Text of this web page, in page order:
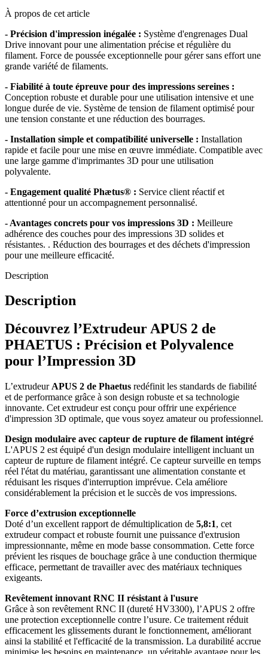
À propos de cet article
- Précision d'impression inégalée : Système d'engrenages Dual
Drive innovant pour une alimentation précise et régulière du
filament. Force de poussée exceptionnelle pour gérer sans effort une
grande variété de filaments.
- Fiabilité à toute épreuve pour des impressions sereines :
Conception robuste et durable pour une utilisation intensive et une
longue durée de vie. Système de tension de filament optimisé pour
une tension constante et une réduction des bourrages.
- Installation simple et compatibilité universelle : Installation
rapide et facile pour une mise en œuvre immédiate. Compatible avec
une large gamme d'imprimantes 3D pour une utilisation
polyvalente.
- Engagement qualité Phætus® : Service client réactif et
attentionné pour un accompagnement personnalisé.
- Avantages concrets pour vos impressions 3D : Meilleure
adhérence des couches pour des impressions 3D solides et
résistantes. . Réduction des bourrages et des déchets d'impression
pour une meilleure efficacité.
Description
Description
Découvrez l’Extrudeur APUS 2 de
PHAETUS : Précision et Polyvalence
pour l’Impression 3D
L’extrudeur APUS 2 de Phaetus redéfinit les standards de fiabilité
et de performance grâce à son design robuste et sa technologie
innovante. Cet extrudeur est conçu pour offrir une expérience
d'impression 3D optimale, que vous soyez amateur ou professionnel.
Design modulaire avec capteur de rupture de filament intégré
L'APUS 2 est équipé d'un design modulaire intelligent incluant un
capteur de rupture de filament intégré. Ce capteur surveille en temps
réel l'état du matériau, garantissant une alimentation constante et
réduisant les risques d'interruption imprévue. Cela améliore
considérablement la précision et le succès de vos impressions.
Force d’extrusion exceptionnelle
Doté d’un excellent rapport de démultiplication de 5,8:1, cet
extrudeur compact et robuste fournit une puissance d'extrusion
impressionnante, même en mode basse consommation. Cette force
prévient les risques de bouchage grâce à une conduction thermique
efficace, permettant de travailler avec des matériaux techniques
exigeants.
Revêtement innovant RNC II résistant à l'usure
Grâce à son revêtement RNC II (dureté HV3300), l’APUS 2 offre
une protection exceptionnelle contre l’usure. Ce traitement réduit
efficacement les glissements durant le fonctionnement, améliorant
ainsi la stabilité et l'efficacité de la transmission. La durabilité accrue